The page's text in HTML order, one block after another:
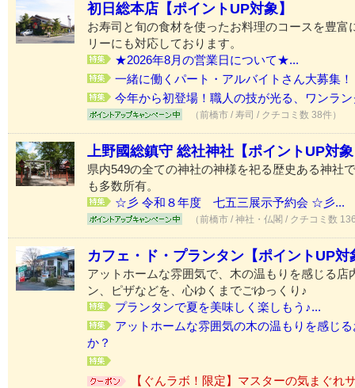
初日総本店【ポイントUP対象】
お寿司と旬の食材を使ったお料理のコースを豊富
リーにも対応しております。
★2026年8月の営業日について★...
一緒に働くパート・アルバイトさん大募集！
今年から初登場！職人の技が光る、ワンラ
（前橋市 / 寿司 / クチコミ数 38件）
上野國総鎮守 総社神社【ポイントUP対
県内549の全ての神社の神様を祀る歴史ある神社
も多数所有。
☆彡 令和８年度 七五三展示予約会 ☆彡...
（前橋市 / 神社・仏閣 / クチコミ数
カフェ・ド・プランタン【ポイントUP対
アットホームな雰囲気で、木の温もりを感じる店
ン、ピザなどを、心ゆくまでごゆっくり♪
プランタンで夏を美味しく楽しもう♪...
アットホームな雰囲気の木の温もりを感じ
か？
【ぐんラボ！限定】マスターの気まぐれ